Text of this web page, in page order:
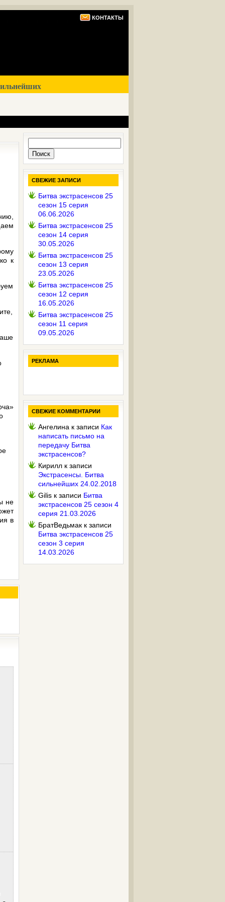
КОНТАКТЫ
к
не
в
СВЕЖИЕ ЗАПИСИ
Битва экстрасенсов 25
сезон 15 серия
06.06.2026
Битва экстрасенсов 25
сезон 14 серия
30.05.2026
Битва экстрасенсов 25
сезон 13 серия
23.05.2026
Битва экстрасенсов 25
сезон 12 серия
16.05.2026
Битва экстрасенсов 25
сезон 11 серия
09.05.2026
РЕКЛАМА
СВЕЖИЕ КОММЕНТАРИИ
Ангелина к записи Как
написать письмо на
передачу Битва
экстрасенсов?
Кирилл к записи
Экстрасенсы. Битва
сильнейших 24.02.2018
Gilis к записи Битва
экстрасенсов 25 сезон 4
серия 21.03.2026
БратВедьмак к записи
Битва экстрасенсов 25
сезон 3 серия
14.03.2026